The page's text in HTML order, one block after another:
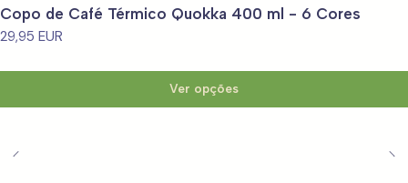
Copo de Café Térmico Quokka 400 ml - 6 Cores
29,95 EUR
Ver opções